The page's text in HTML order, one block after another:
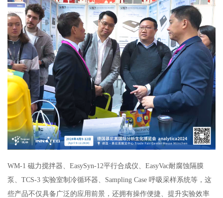
WM-1 磁力搅拌器、EasySyn-12平行合成仪、EasyVac耐腐蚀隔膜
泵、TCS-3 实验室制冷循环器、Sampling Case 呼吸采样系统等，这
些产品不仅具备广泛的应用前景，还拥有操作便捷、提升实验效率